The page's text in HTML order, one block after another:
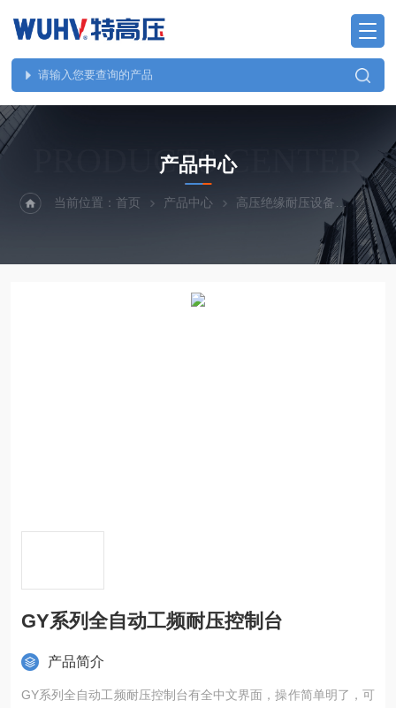
PRODUCTS CENTER
产品中心
当前位置：首页 产品中心 高压绝缘耐压设备 GY全
GY系列全自动工频耐压控制台
产品简介
GY系列全自动工频耐压控制台有全中文界面，操作简单明了，可